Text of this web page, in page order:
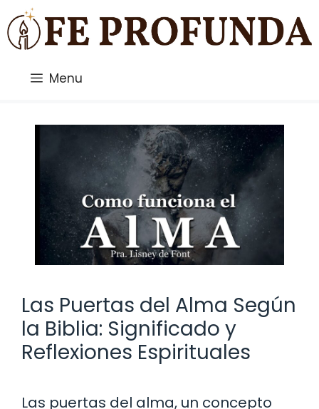
Saltar
al
contenido
Menu
Las Puertas del Alma Según
la Biblia: Significado y
Reflexiones Espirituales
Las puertas del alma, un concepto